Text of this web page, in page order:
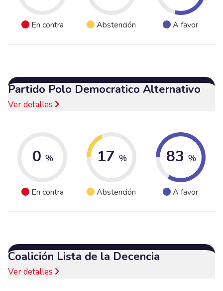
En contra Abstención A favor
Partido Polo Democratico Alternativo
Ver detalles
0 %
En contra
17 %
Abstención
83 %
A favor
Coalición Lista de la Decencia
Ver detalles